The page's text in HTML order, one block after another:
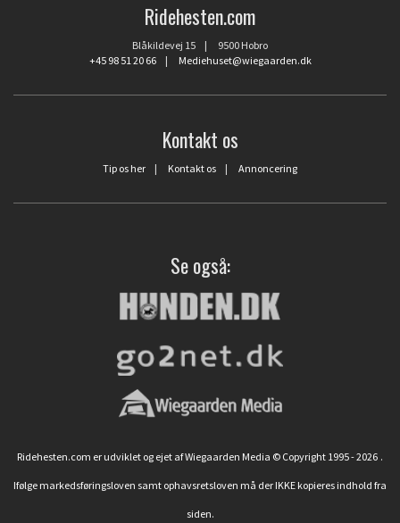
Ridehesten.com
Blåkildevej 15 | 9500 Hobro
+45 98 51 20 66| Mediehuset@wiegaarden.dk
Kontakt os
Tip os her | Kontakt os | Annoncering
Se også:
Ridehesten.com er udviklet og ejet af Wiegaarden Media © Copyright 1995 - 2026 .
Ifølge markedsføringsloven samt ophavsretsloven må der IKKE kopieres indhold fra
siden.